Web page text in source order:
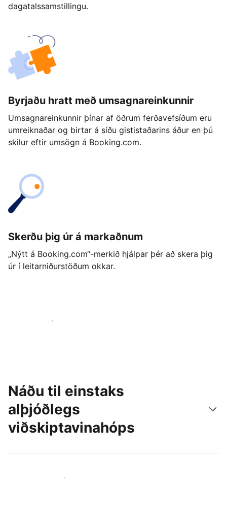
dagatalssamstillingu.
Byrjaðu hratt með umsagnareinkunnir
Umsagnareinkunnir þínar af öðrum ferðavefsíðum eru
umreiknaðar og birtar á síðu gististaðarins áður en þú
skilur eftir umsögn á Booking.com.
Skerðu þig úr á markaðnum
„Nýtt á Booking.com“-merkið hjálpar þér að skera þig
úr í leitarniðurstöðum okkar.
Byrjaðu strax í dag
Náðu til einstaks
alþjóðlegs
viðskiptavinahóps
Náðu til nýrra gesta í dag